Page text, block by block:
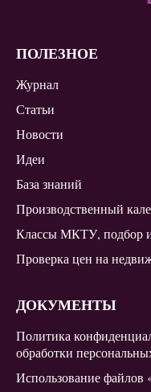
ПОЛЕЗНОЕ
Журнал
Статьи
Новости
Идеи
База знаний
Производственный
Классы МКТУ, подбор
Проверка цен на
ДОКУМЕНТЫ
Политика
обработки
Использование файлов